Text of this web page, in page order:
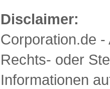
Disclaimer:
Corporation.de
Rechts- oder
Informationen